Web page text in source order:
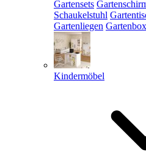
Gartensets
Schaukelstuhl
Gartenliegen
Kindermöbel